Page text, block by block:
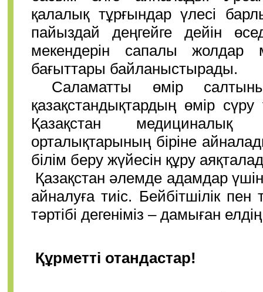
қалалық тұрғындар үлесі
пайыздай деңгейге дейін
мекендерін сапалы жолдар
бағыттары байланыстырады.
Саламатты өмір
қазақстандықтардың өмір
Қазақстан медициналық
орталықтарының біріне
білім беру жүйесін құру
Қазақстан әлемде адамдар үшін
айналуға тиіс. Бейбітшілік
тәртібі дегеніміз – дамыған елдің
Құрметті отандастар!